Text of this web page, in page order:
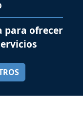
para ofrecer